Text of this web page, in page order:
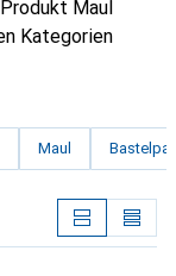
Maul
Kategorien
Maul